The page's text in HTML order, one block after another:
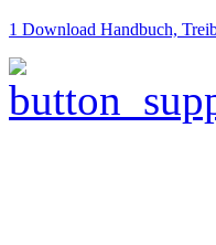
1 Download Handbuch,